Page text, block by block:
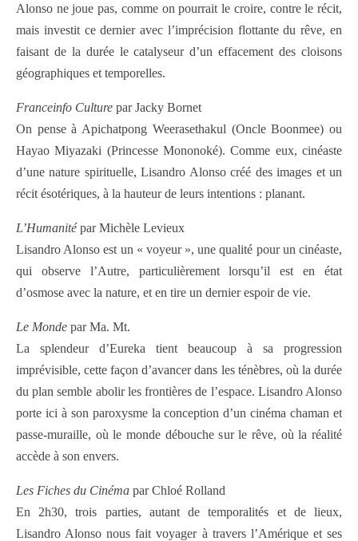
Alonso ne joue pas, comme on pourrait le croire, contre le récit,
mais investit ce dernier avec l’imprécision flottante du rêve, en
faisant de la durée le catalyseur d’un effacement des cloisons
géographiques et temporelles.
Franceinfo Culture par Jacky Bornet
On pense à Apichatpong Weerasethakul (Oncle Boonmee) ou
Hayao Miyazaki (Princesse Mononoké). Comme eux, cinéaste
d’une nature spirituelle, Lisandro Alonso créé des images et un
récit ésotériques, à la hauteur de leurs intentions : planant.
L’Humanitépar Michèle Levieux
Lisandro Alonso est un « voyeur », une qualité pour un cinéaste,
qui observe l’Autre, particulièrement lorsqu’il est en état
d’osmose avec la nature, et en tire un dernier espoir de vie.
Le Monde par Ma. Mt.
La splendeur d’Eureka tient beaucoup à sa progression
imprévisible, cette façon d’avancer dans les ténèbres, où la durée
du plan semble abolir les frontières de l’espace. Lisandro Alonso
porte ici à son paroxysme la conception d’un cinéma chaman et
passe-muraille, où le monde débouche sur le rêve, où la réalité
accède à son envers.
Les Fiches du Cinéma par Chloé Rolland
En 2h30, trois parties, autant de temporalités et de lieux,
Lisandro Alonso nous fait voyager à travers l’Amérique et ses